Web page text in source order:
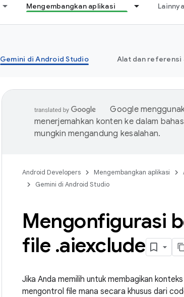
Mengembangkan aplikasi Lainnya
Gemini di Android Studio Alat dan referensi
Google
menerjemahkan konten ke dalam
mungkin mengandung kesalahan.
Android Developers Mengembangkan aplikasi
Gemini di Android Studio
Mengonfigurasi
file .aiexclude
Jika Anda memilih untuk membagikan
mengontrol file mana secara khusus dari